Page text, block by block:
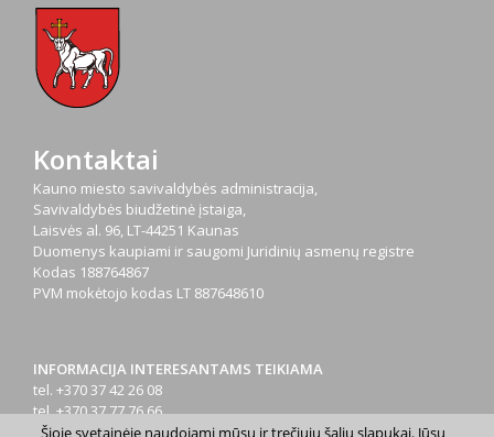
Kontaktai
Kauno miesto savivaldybės administracija,
Savivaldybės biudžetinė įstaiga,
Laisvės al. 96, LT-44251 Kaunas
Duomenys kaupiami ir saugomi Juridinių asmenų registre
Kodas 188764867
PVM mokėtojo kodas LT 887648610
INFORMACIJA INTERESANTAMS TEIKIAMA
tel. +370 37 42 26 08
tel. +370 37 77 76 66
tel. +370 660 07000
Šioje svetainėje naudojami mūsų ir trečiųjų šalių slapukai. Jūsų